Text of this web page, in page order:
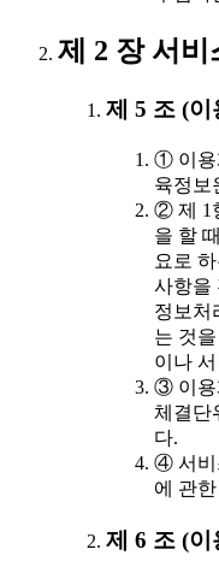
제 2 장 서
제 5 조 (
① 이용
육정보
② 제 1
을 할
요로
사항을
정보처
는 것
이나
③ 이용
체결단
다.
④ 서비
에 관
제 6 조 (이